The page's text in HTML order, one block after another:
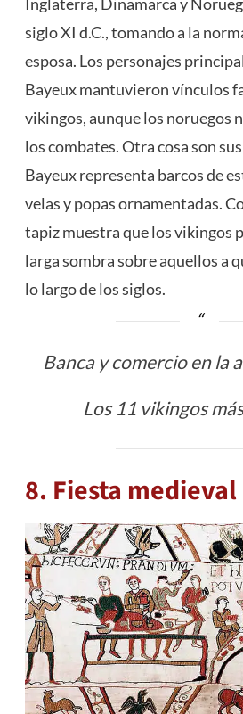
Inglaterra, Dinamarca y
siglo XI d.C., tomando a la
esposa. Los personajes
Bayeux mantuvieron vínculos
vikingos, aunque los noruegos
los combates. Otra cosa son
Bayeux representa barcos de
velas y popas ornamentadas.
tapiz muestra que los vikingos
larga sombra sobre aquellos a
lo largo de los siglos.
Banca y comercio en la
Los 11 vikingos
8. Fiesta medieval